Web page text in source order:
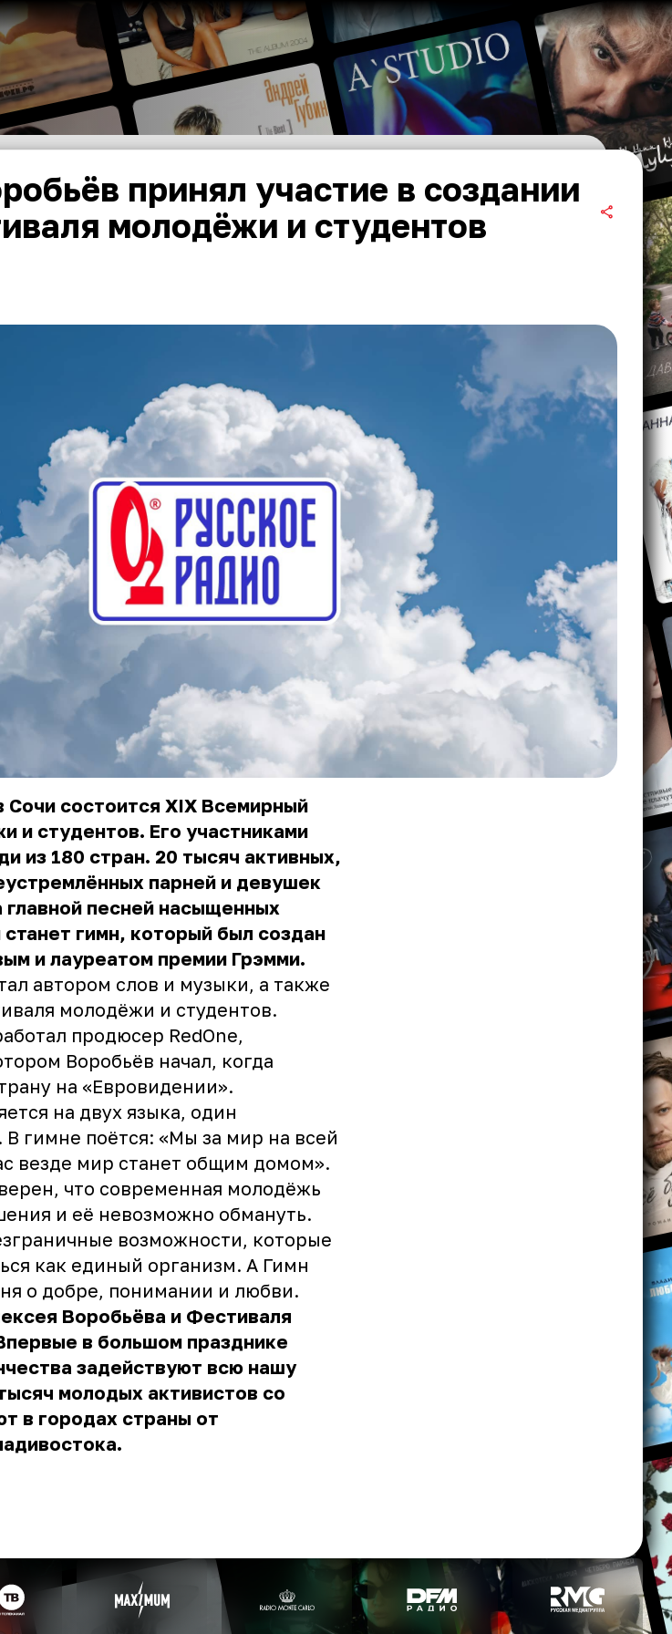
принял участие в создании
молодёжи и студентов
Сочи состоится XIX Всемирный
и студентов. Его участниками
из 180 стран. 20 тысяч активных,
парней и девушек
главной песней насыщенных
гимн, который был создан
и лауреатом премии Грэмми.
автором слов и музыки, а также
молодёжи и студентов.
продюсер RedOne,
Воробьёв начал, когда
на «Евровидении».
на двух языка, один
В гимне поётся: «Мы за мир на всей
везде мир станет общим домом».
что современная молодёжь
и её невозможно обмануть.
возможности, которые
как единый организм. А Гимн
о добре, понимании и любви.
Воробьёва и Фестиваля
в большом празднике
задействуют всю нашу
молодых активистов со
в городах страны от